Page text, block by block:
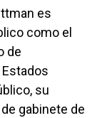
es
como el
de
su
gabinete de